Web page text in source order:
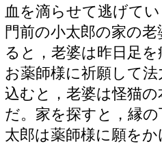
血を滴らせて逃げて
門前の小太郎の家の
ると，老婆は昨日足
お薬師様に祈願して
込むと，老婆は怪猫
だ。家を探すと，縁
太郎は薬師様に願を